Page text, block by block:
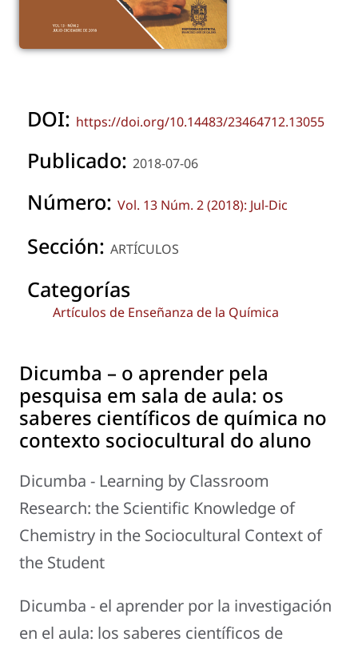
DOI: https://doi.org/10.14483/23464712.13055
Publicado: 2018-07-06
Número: Vol. 13 Núm. 2 (2018): Jul-Dic
Sección: ARTÍCULOS
Categorías
Artículos de Enseñanza de la Química
Dicumba – o aprender pela
pesquisa em sala de aula: os
saberes científicos de química no
contexto sociocultural do aluno
Dicumba - Learning by Classroom
Research: the Scientific Knowledge of
Chemistry in the Sociocultural Context of
the Student
Dicumba - el aprender por la investigación
en el aula: los saberes científicos de